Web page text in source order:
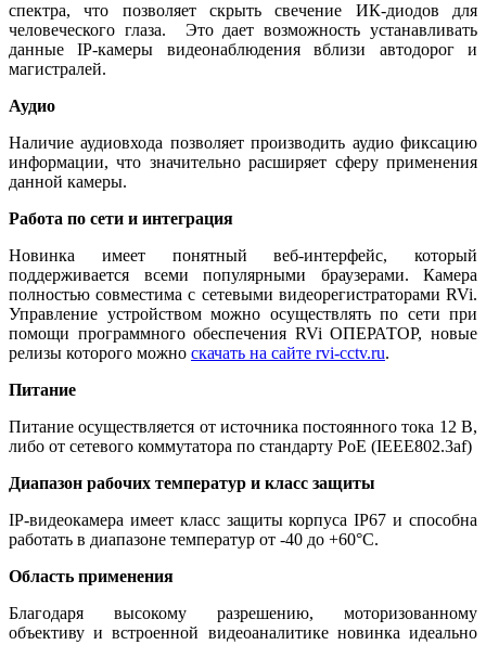
спектра, что позволяет скрыть свечение ИК-диодов для
человеческого глаза. Это дает возможность устанавливать
данные IP-камеры видеонаблюдения вблизи автодорог и
магистралей.
Аудио
Наличие аудиовхода позволяет производить аудио фиксацию
информации, что значительно расширяет сферу применения
данной камеры.
Работа по сети и интеграция
Новинка имеет понятный веб-интерфейс, который
поддерживается всеми популярными браузерами. Камера
полностью совместима с сетевыми видеорегистраторами RVi.
Управление устройством можно осуществлять по сети при
помощи программного обеспечения RVi ОПЕРАТОР, новые
релизы которого можно скачать на сайте rvi-cctv.ru.
Питание
Питание осуществляется от источника постоянного тока 12 В,
либо от сетевого коммутатора по стандарту PoE (IEEE802.3af)
Диапазон рабочих температур и класс защиты
IP-видеокамера имеет класс защиты корпуса IP67 и способна
работать в диапазоне температур от -40 до +60°С.
Область применения
Благодаря высокому разрешению, моторизованному
объективу и встроенной видеоаналитике новинка идеально